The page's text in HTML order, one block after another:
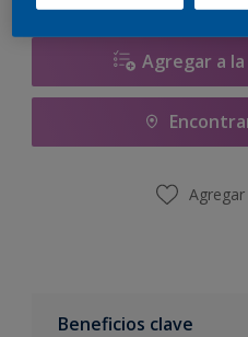
Agregar a
Beneficios clave